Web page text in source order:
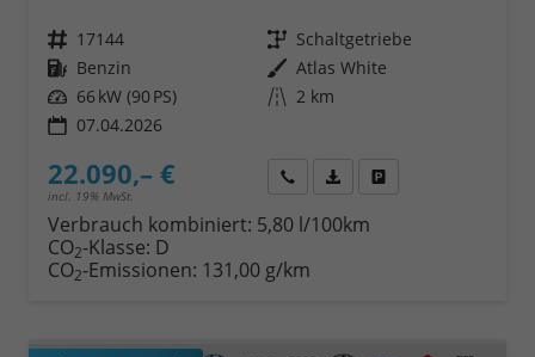
Fahrzeugnr. 17144 Getriebe Schaltgetriebe
Kraftstoff Benzin Außenfarbe Atlas White
Leistung 66 kW (90 PS) Kilometerstand 2 km
07.04.2026
22.090,– €
incl. 19% MwSt.
Wir rufen Sie anFahrzeugexposé (PDF)
Verbrauch kombiniert: 5,80 l/100km
CO2-Klasse: D
CO2-Emissionen: 131,00 g/km